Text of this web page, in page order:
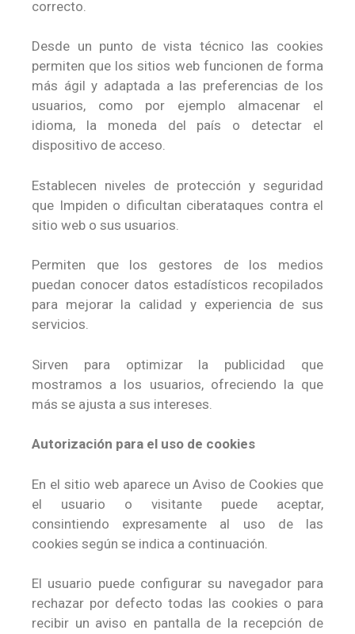
correcto.
Desde un punto de vista técnico las cookies
permiten que los sitios web funcionen de forma
más ágil y adaptada a las preferencias de los
usuarios, como por ejemplo almacenar el
idioma, la moneda del país o detectar el
dispositivo de acceso.
Establecen niveles de protección y seguridad
que Impiden o dificultan ciberataques contra el
sitio web o sus usuarios.
Permiten que los gestores de los medios
puedan conocer datos estadísticos recopilados
para mejorar la calidad y experiencia de sus
servicios.
Sirven para optimizar la publicidad que
mostramos a los usuarios, ofreciendo la que
más se ajusta a sus intereses.
Autorización para el uso de cookies
En el sitio web aparece un Aviso de Cookies que
el usuario o visitante puede aceptar,
consintiendo expresamente al uso de las
cookies según se indica a continuación.
El usuario puede configurar su navegador para
rechazar por defecto todas las cookies o para
recibir un aviso en pantalla de la recepción de